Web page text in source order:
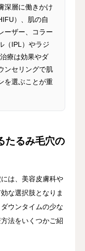
深層に働きかけ
）、肌の自
ーザー、コラー
（IPL）やラジ
療は効果やダ
ンセリングで肌
を選ぶことが重
たるみ毛穴の
は、美容皮膚科や
な選択肢となりま
ウンタイムの少な
法をいくつかご紹